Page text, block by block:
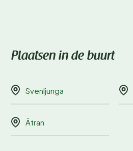
Plaatsen in de buurt
Svenljunga
Ätran